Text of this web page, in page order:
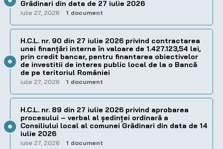
Grădinari din data de 27 iulie 2026
iulie 27, 2026 1 document
H.C.L. nr. 90 din 27 iulie 2026 privind contractarea
unei finanțări interne în valoare de 1.427.123,54 lei,
prin credit bancar, pentru finantarea obiectivelor
de investitii de interes public local de la o Bancă
de pe teritoriul României
iulie 27, 2026 1 document
H.C.L. nr. 89 din 27 iulie 2026 privind aprobarea
procesului – verbal al şedinţei ordinară a
Consiliului local al comunei Grădinari din data de 14
iulie 2026
iulie 27, 2026 1 document